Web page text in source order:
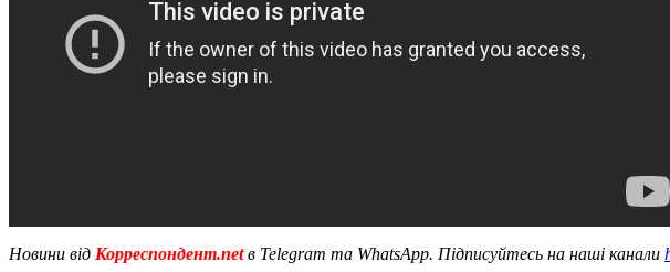
Новини від Корреспондент.netв Telegram та WhatsApp. Підписуйтесь на наші канали